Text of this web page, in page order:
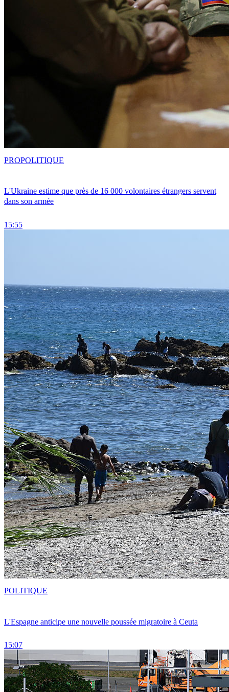
L'Ukraine estime que près de 16 000 volontaires étrangers servent
dans son armée
15:55
PROPOLITIQUE
L'Espagne anticipe une nouvelle poussée migratoire à Ceuta
15:07
POLITIQUE